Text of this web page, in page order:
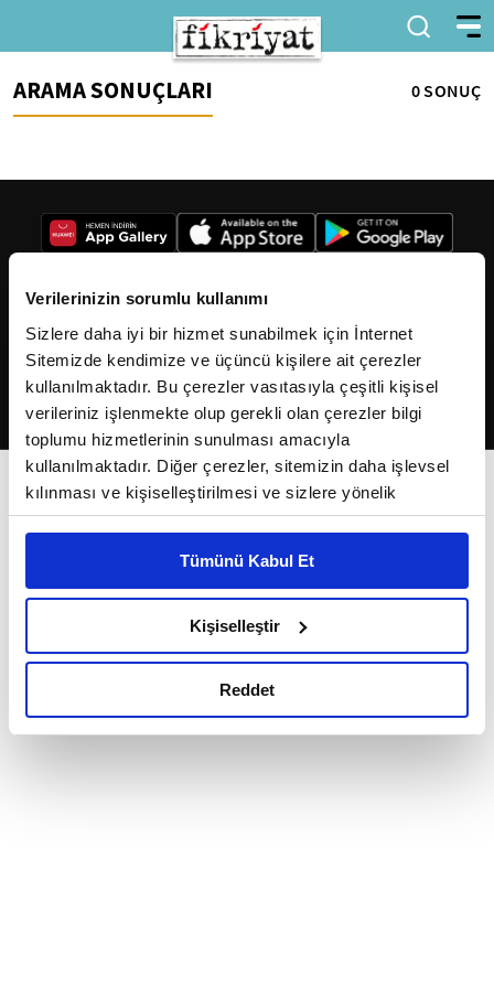
Verilerinizin sorumlu kullanımı
Sizlere daha iyi bir hizmet sunabilmek için İnternet
Sitemizde kendimize ve üçüncü kişilere ait çerezler
kullanılmaktadır. Bu çerezler vasıtasıyla çeşitli kişisel
verileriniz işlenmekte olup gerekli olan çerezler bilgi
toplumu hizmetlerinin sunulması amacıyla
kullanılmaktadır. Diğer çerezler, sitemizin daha işlevsel
kılınması ve kişiselleştirilmesi ve sizlere yönelik
reklam/pazarlama faaliyetlerinin yapılması, amaçlarıyla
Çerezlere ilişkin tercihlerinizi çerez paneli vasıtasıyla
belirleyebilirsiniz. Çerezlere ilişkin detaylı bilgi için
Ayarlar butonuna tıklayabilir,Çerez Bilgilendirme
Metnimizi ziyaret edebilirsiniz.
okumak ve sitemizi ziyaretiniz kapsamında
Tümünü Kabul Et
Kişiselleştir
Reddet
ARAMA SONUÇLARI 0 SONUÇ
2026Fikriyat. Tüm hakları saklıdır.